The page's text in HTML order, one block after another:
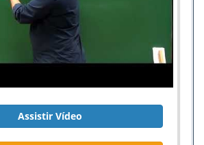
Assistir Vídeo